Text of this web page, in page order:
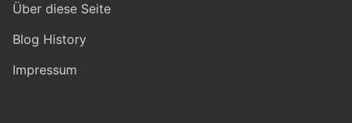
Über diese Seite
Blog History
Impressum